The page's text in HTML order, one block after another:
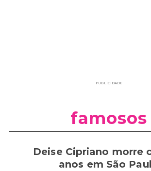
PUBLICIDADE
famosos
Deise Cipriano morre
anos em São